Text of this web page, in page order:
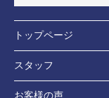
トップページ
スタッフ
お客様の声